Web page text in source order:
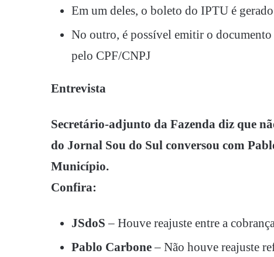
Em um deles, o boleto do IPTU é
No outro, é possível emitir o
pelo CPF/CNPJ
Entrevista
Secretário-adjunto da Fazenda diz que
do Jornal Sou do Sul conversou com
Município.
Confira:
JSdoS– Houve reajuste entre a
Pablo Carbone– Não houve reajuste